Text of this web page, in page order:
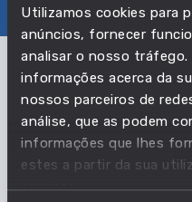
Utilizamos cookies para
anúncios, fornecer
analisar o nosso tráfego.
informações acerca da
nossos parceiros de
análise, que as podem
informações que lhes
estes a partir da sua
serviços.
EDUCAÇÃO E
Pertencente à profissão:
Engenheiros
explosivos, de
de materiais,